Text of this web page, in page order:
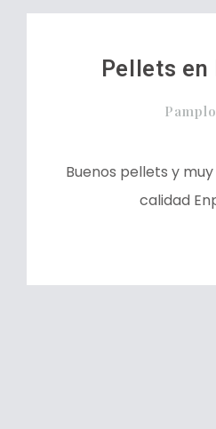
Pellets en
Buenos pellets y
calidad